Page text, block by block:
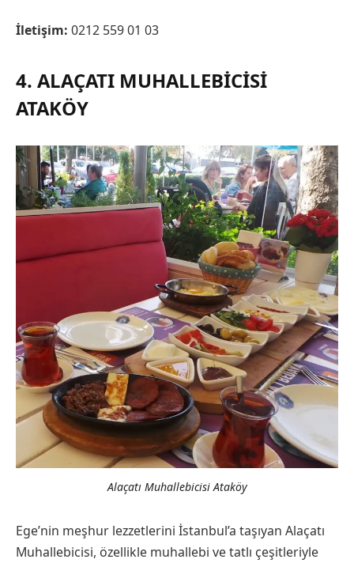
İletişim: 0212 559 01 03
4. ALAÇATI MUHALLEBICISI
ATAKÖY
Alaçatı Muhallebicisi Ataköy
Ege’nin meşhur lezzetlerini İstanbul’a taşıyan Alaçatı
Muhallebicisi, özellikle muhallebi ve tatlı çeşitleriyle